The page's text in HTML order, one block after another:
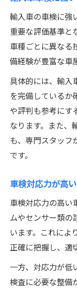
輸入車の車検に強
重要な評価基準と
車種ごとに異なる
備経験が豊富な車
具体的には、輸入
を完備しているか
や評判も参考にす
なります。また、
も、専門スタッフ
です。
車検対応力が高
車検対応力の高い
ムやセンサー類の
います。これによ
正確に把握し、適
一方、対応力が低
検査に必要な整備